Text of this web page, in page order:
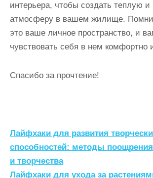
интерьера, чтобы создать теплую и
атмосферу в вашем жилище.
это ваше личное пространство, и
чувствовать себя в нем комфортно
Спасибо за прочтение!
Н
а
в
Лайфхаки для развития
способностей: методы
и творчества
Лайфхаки для ухода за